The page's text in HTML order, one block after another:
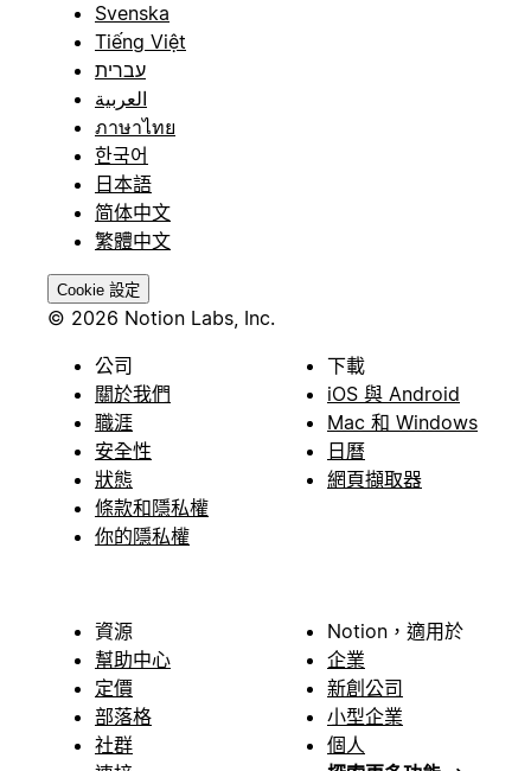
Svenska
Tiếng Việt
עברית
العربية
ภาษาไทย
한국어
日本語
简体中文
繁體中文
Cookie 設定
© 2026 Notion Labs, Inc.
公司
關於我們
職涯
安全性
狀態
條款和隱私權
你的隱私權
下載
iOS 與 Android
Mac 和 Windows
日曆
網頁擷取器
資源
幫助中心
定價
部落格
社群
Notion，適用於
企業
新創公司
小型企業
個人